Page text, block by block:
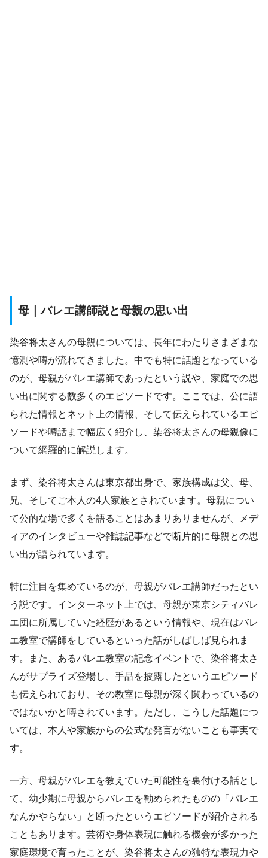
母｜バレエ講師説と母親の思い出
染谷将太さんの母親については、長年にわたりさまざまな
憶測や噂が流れてきました。中でも特に話題となっている
のが、母親がバレエ講師であったという説や、家庭での思
い出に関する数多くのエピソードです。ここでは、公に語
られた情報とネット上の情報、そして伝えられているエピ
ソードや噂話まで幅広く紹介し、染谷将太さんの母親像に
ついて網羅的に解説します。
まず、染谷将太さんは東京都出身で、家族構成は父、母、
兄、そしてご本人の4人家族とされています。母親につい
て公的な場で多くを語ることはあまりありませんが、メデ
ィアのインタビューや雑誌記事などで断片的に母親との思
い出が語られています。
特に注目を集めているのが、母親がバレエ講師だったとい
う説です。インターネット上では、母親が東京シティバレ
エ団に所属していた経歴があるという情報や、現在はバレ
エ教室で講師をしているといった話がしばしば見られま
す。また、あるバレエ教室の記念イベントで、染谷将太さ
んがサプライズ登場し、手品を披露したというエピソード
も伝えられており、その教室に母親が深く関わっているの
ではないかと噂されています。ただし、こうした話題につ
いては、本人や家族からの公式な発言がないことも事実で
す。
一方、母親がバレエを教えていた可能性を裏付ける話とし
て、幼少期に母親からバレエを勧められたものの「バレエ
なんかやらない」と断ったというエピソードが紹介される
こともあります。芸術や身体表現に触れる機会が多かった
家庭環境で育ったことが、染谷将太さんの独特な表現力や